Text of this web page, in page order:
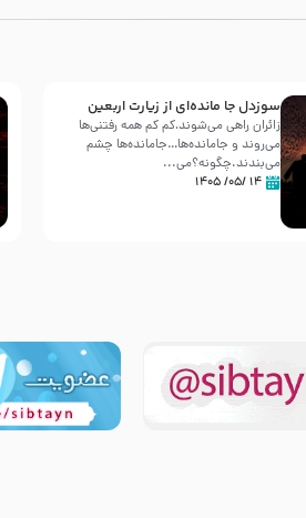
سوزدل جا مانده‌ای از زیارت اربعین
زائران راهی می‌شوند،کم‌ کم همه رفتنی‌ها
می‌روند و جامانده‌ها…جامانده‌ها چشم
می‌بندند.چگونه؟می‌...
۱۴ /۰۵/ ۱۴۰۵